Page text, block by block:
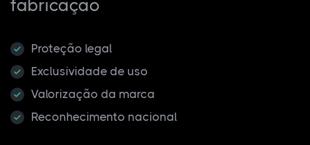
fabricação
Proteção legal
Exclusividade de uso
Valorização da marca
Reconhecimento nacional